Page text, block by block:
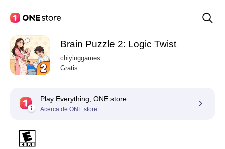
Brain Puzzle 2: Logic Twist
chiyinggames
Gratis
Play Everything, ONE store
Acerca de ONE store